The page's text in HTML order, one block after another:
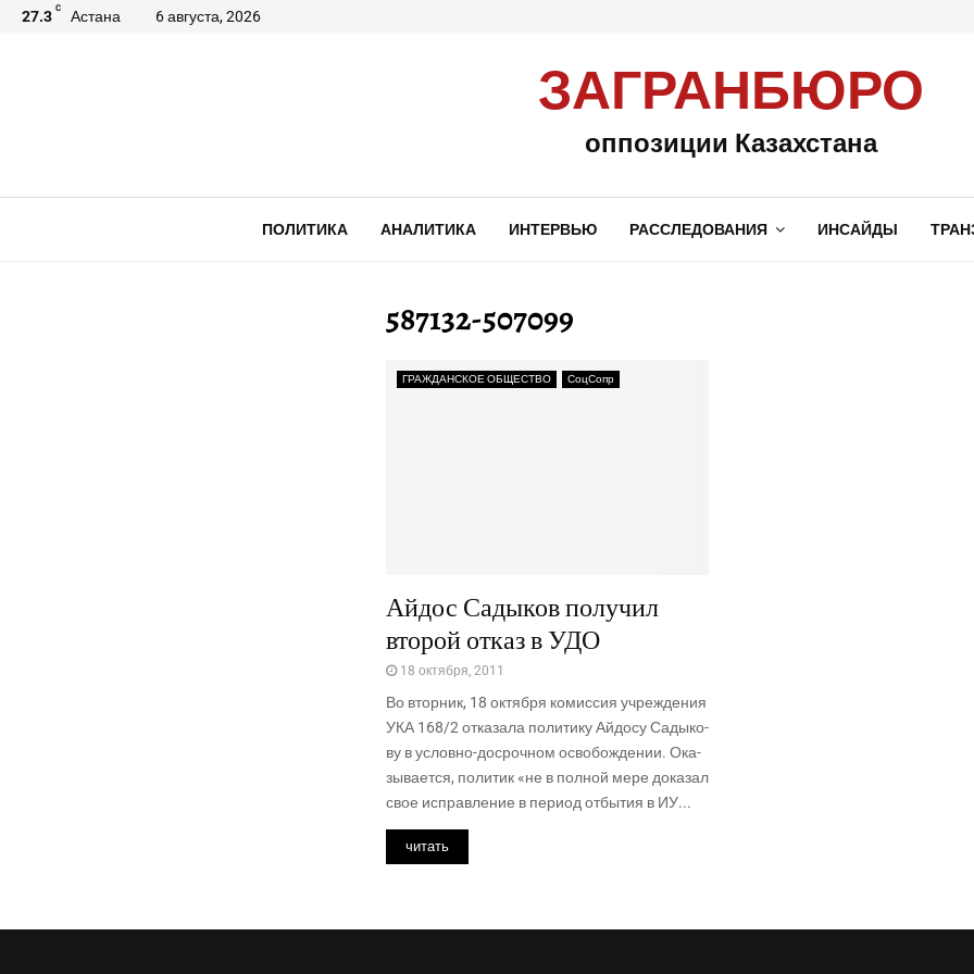
27.3 C Астана 6 августа, 2026
ЗАГРАНБЮРО
оппозиции Казахстана
ПОЛИТИКА АНАЛИТИКА ИНТЕРВЬЮ РАССЛЕДОВАНИЯ ИНСАЙДЫ
587132-507099
ГРАЖДАНСКОЕ ОБЩЕСТВО СоцСопр
Айдос Садыков получил
второй отказ в УДО
18 октября, 2011
Во втор­ник, 18 октяб­ря комис­сия учре­жде­ния
УКА 168/2 отка­за­ла поли­ти­ку Айдо­су Сады­ко­
ву в услов­но-досроч­ном осво­бож­де­нии. Ока­
зы­ва­ет­ся, поли­тик «не в пол­ной мере дока­зал
свое исправ­ле­ние в пери­од отбы­тия в ИУ...
читать